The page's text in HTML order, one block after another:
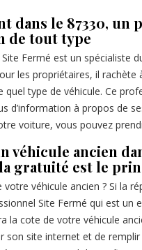
dans le 87330, un
de tout type
Fermé est un spécialiste
les propriétaires, il rachète
type de véhicule. Ce
d’information à propos de
voiture, vous pouvez
véhicule ancien
gratuité est le
véhicule ancien ? Si la
Site Fermé qui est un
la cote de votre véhicule
son site internet et de